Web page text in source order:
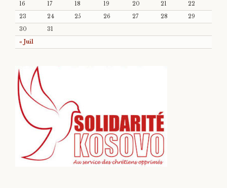
« Juil
16
17 18 19 20 21
22
23
24 25 26 27 28
29
30
31